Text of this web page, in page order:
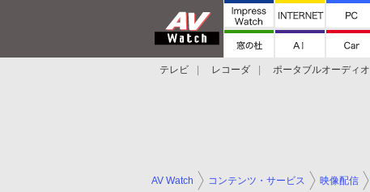
テレビ レコーダ ポータブルオーディオ
AV Watch コンテンツ・サービス 映像配信